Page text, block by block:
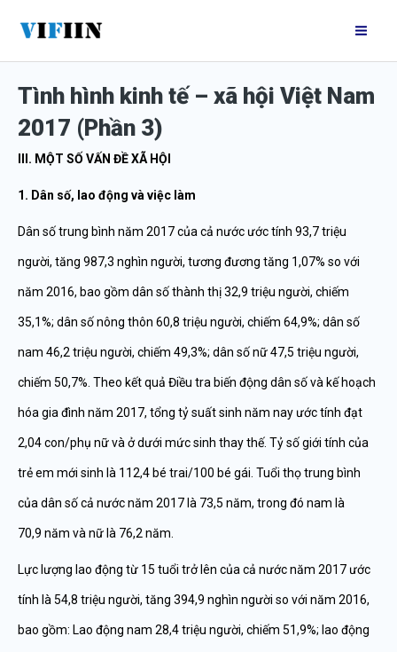
nội
dungTình hình kinh tế – xã hội Việt Nam
2017 (Phần 3)
III. MỘT SỐ VẤN ĐỀ XÃ HỘI
1. Dân số, lao động và việc làm
Dân số trung bình năm 2017 của cả nước ước tính 93,7 triệu
người, tăng 987,3 nghìn người, tương đương tăng 1,07% so với
năm 2016, bao gồm dân số thành thị 32,9 triệu người, chiếm
35,1%; dân số nông thôn 60,8 triệu người, chiếm 64,9%; dân số
nam 46,2 triệu người, chiếm 49,3%; dân số nữ 47,5 triệu người,
chiếm 50,7%. Theo kết quả Điều tra biến động dân số và kế hoạch
hóa gia đình năm 2017, tổng tỷ suất sinh năm nay ước tính đạt
2,04 con/phụ nữ và ở dưới mức sinh thay thế. Tỷ số giới tính của
trẻ em mới sinh là 112,4 bé trai/100 bé gái. Tuổi thọ trung bình
của dân số cả nước năm 2017 là 73,5 năm, trong đó nam là
70,9 năm và nữ là 76,2 năm.
Lực lượng lao động từ 15 tuổi trở lên của cả nước năm 2017 ước
tính là 54,8 triệu người, tăng 394,9 nghìn người so với năm 2016,
bao gồm: Lao động nam 28,4 triệu người, chiếm 51,9%; lao động